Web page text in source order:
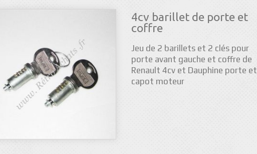
4cv barillet de porte et
coffre
Jeu de 2 barillets et 2 clés pour
porte avant gauche et coffre de
Renault 4cv et Dauphine porte et
capot moteur